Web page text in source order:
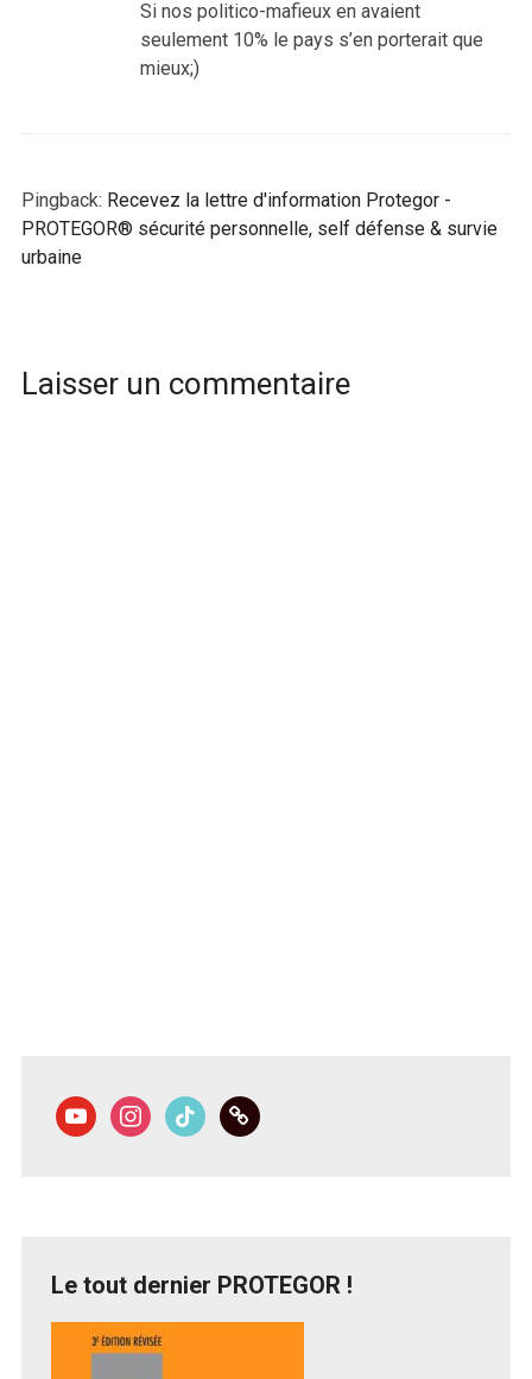
Si nos politico-mafieux en avaient
seulement 10% le pays s’en porterait que
mieux;)
Pingback: Recevez la lettre d'information Protegor -
PROTEGOR® sécurité personnelle, self défense & survie
urbaine
Laisser un commentaire
youtubeinstagram
tiktok link
Le tout dernier PROTEGOR !